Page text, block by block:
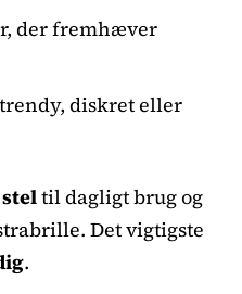
der fremhæver
diskret eller
til dagligt brug og
Det vigtigste
.